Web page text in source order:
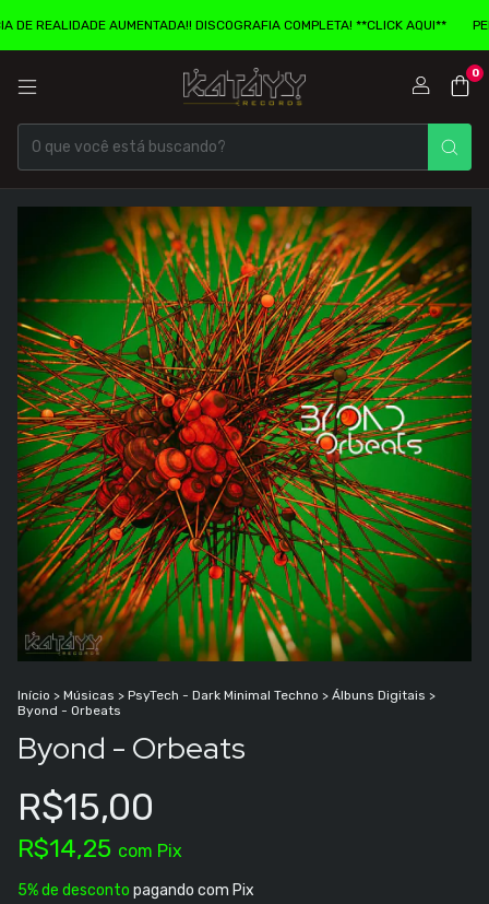
AUMENTADA!! DISCOGRAFIA COMPLETA! **CLICK AQUI**
0
Início > Músicas > PsyTech - Dark Minimal Techno > Álbuns Digitais >
Byond - Orbeats
Byond - Orbeats
R$15,00
R$14,25 com Pix
5% de desconto pagando com Pix